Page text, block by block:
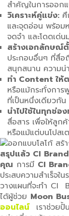
สำคัญในการออก
วิเคราะห์คู่แข่ง:
และจุดอ่อน พร้อม
จดจำ และโดดเด่น
สร้างเอกลักษณ์
ประกอบอื่นๆ ที่สื่
สนุกสนาน ความน่
ทำ Content ให้
หรือแม้กระทั่งกา
ที่เป็นหนึ่งเดียวกัน
นำไปใช้ในทุกช่อ
สื่อสาร เพื่อให้ลูก
หรือแม้แต่บนโปส
สรุปแล้ว CI
คุณ การมี CI
ประสบความสำเร็จ
วางแผนที่จะทำ CI
ได้ผู้ช่วย Moon
ออนไลน์เราช่วยปั้